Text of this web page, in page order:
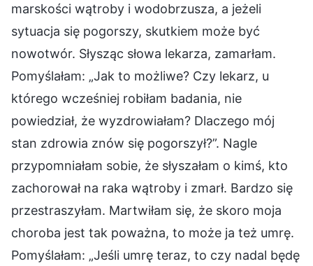
marskości wątroby i wodobrzusza, a jeżeli
sytuacja się pogorszy, skutkiem może być
nowotwór. Słysząc słowa lekarza, zamarłam.
Pomyślałam: „Jak to możliwe? Czy lekarz, u
którego wcześniej robiłam badania, nie
powiedział, że wyzdrowiałam? Dlaczego mój
stan zdrowia znów się pogorszył?”. Nagle
przypomniałam sobie, że słyszałam o kimś, kto
zachorował na raka wątroby i zmarł. Bardzo się
przestraszyłam. Martwiłam się, że skoro moja
choroba jest tak poważna, to może ja też umrę.
Pomyślałam: „Jeśli umrę teraz, to czy nadal będę